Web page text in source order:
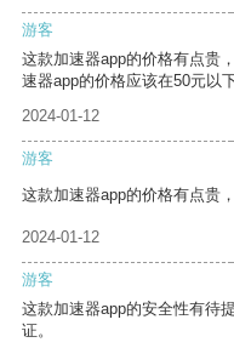
游客
这款加速器app的价格有点贵
速器app的价格应该在50元以
2024-01-12
游客
这款加速器app的价格有点贵
2024-01-12
游客
这款加速器app的安全性有待
证。